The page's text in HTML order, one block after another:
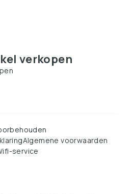
verkopen
Algemene voorwaarden
service